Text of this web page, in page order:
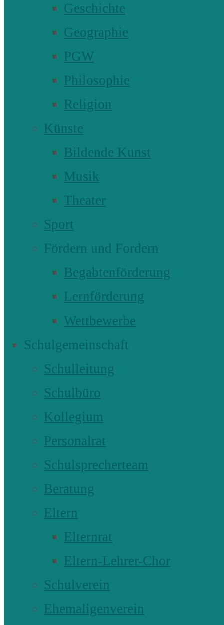
Geschichte
Geographie
PGW
Philosophie
Religion
Künste
Bildende Kunst
Musik
Theater
Sport
Fördern und Fordern
Begabtenförderung
Lernförderung
Wettbewerbe
Schulgemeinschaft
Schulleitung
Schulbüro
Kollegium
Personalrat
Schulsprecherteam
Beratung
Eltern
Elternrat
Eltern-Lehrer-Chor
Schulverein
Ehemaligenverein